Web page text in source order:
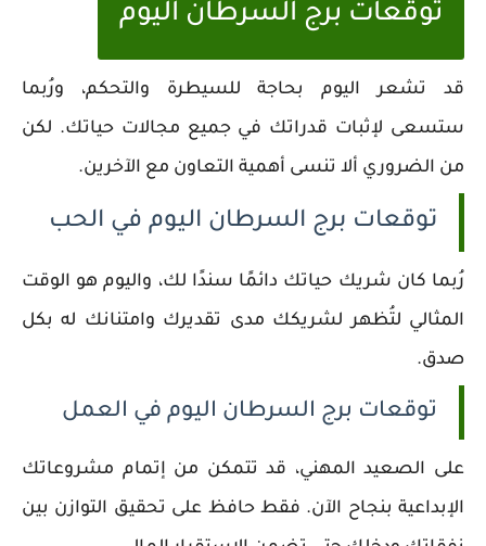
توقعات برج السرطان اليوم
قد تشعر اليوم بحاجة للسيطرة والتحكم، ورُبما
ستسعى لإثبات قدراتك في جميع مجالات حياتك. لكن
من الضروري ألا تنسى أهمية التعاون مع الآخرين.
توقعات برج السرطان اليوم في الحب
رُبما كان شريك حياتك دائمًا سندًا لك، واليوم هو الوقت
المثالي لتُظهر لشريكك مدى تقديرك وامتنانك له بكل
صدق.
توقعات برج السرطان اليوم في العمل
على الصعيد المهني، قد تتمكن من إتمام مشروعاتك
الإبداعية بنجاح الآن. فقط حافظ على تحقيق التوازن بين